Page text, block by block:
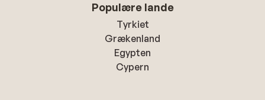
Populære lande
Tyrkiet
Grækenland
Egypten
Cypern